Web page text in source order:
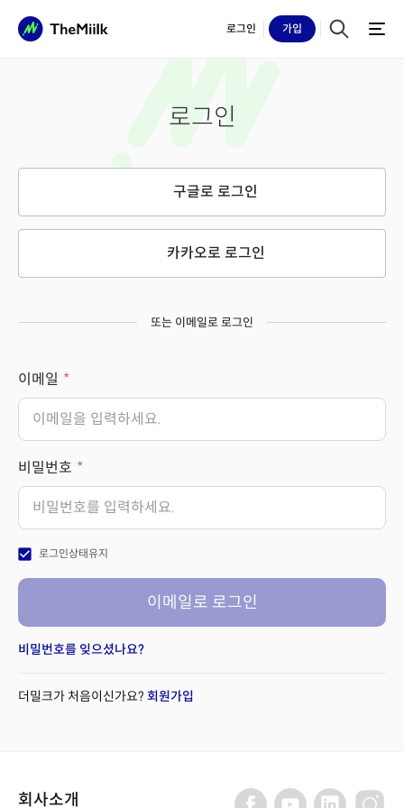
로그인 가입
로그인
구글로 로그인
카카오로 로그인
또는 이메일로 로그인
이메일
비밀번호
check_box 로그인상태유지
이메일로 로그인
비밀번호를 잊으셨나요?
더밀크가 처음이신가요? 회원가입
회사소개